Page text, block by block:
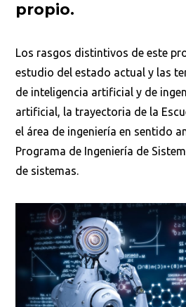
propio.
Los rasgos distintivos de este
estudio del estado actual y las
de inteligencia artificial y de
artificial, la trayectoria de la
el área de ingeniería en sentido
Programa de Ingeniería de
de sistemas.